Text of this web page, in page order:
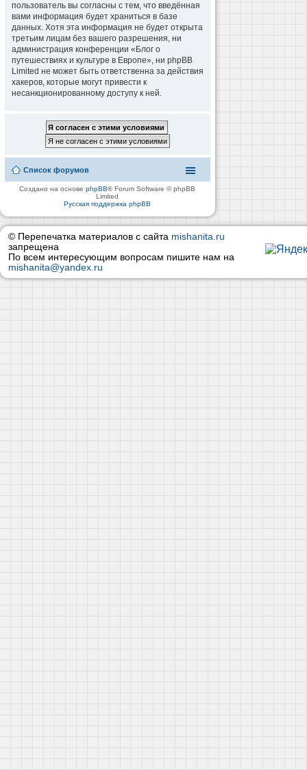
пользователь вы согласны с тем, что введённая
вами информация будет храниться в базе
данных. Хотя эта информация не будет открыта
третьим лицам без вашего разрешения, ни
администрация конференции «Блог о
путешествиях и культуре в Европе», ни phpBB
Limited не может быть ответственна за действия
хакеров, которые могут привести к
несанкционированному доступу к ней.
Список форумов
Создано на основеphpBB® Forum Software © phpBB
Limited
Русская поддержка phpBB
© Перепечатка материалов с сайта mishanita.ru
запрещена
По всем интересующим вопросам пишите нам на
mishanita@yandex.ru